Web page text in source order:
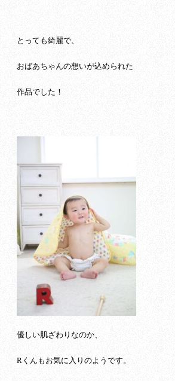
とっても綺麗で、
おばあちゃんの想いが込められた
作品でした！
優しい肌ざわりなのか、
Rくんもお気に入りのようです。